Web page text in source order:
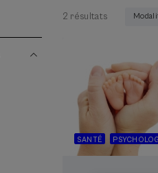
2 résultats
SANTÉ